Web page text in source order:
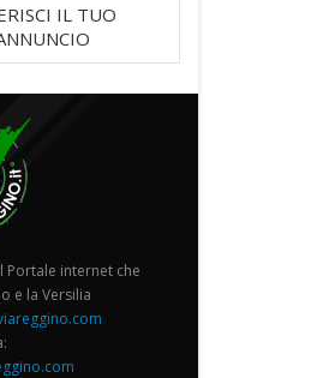
IL TUO
Portale internet che
e la Versilia